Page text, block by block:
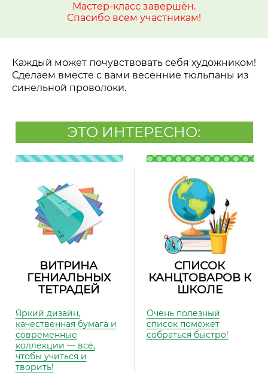
Мастер-класс завершён.
Спасибо всем участникам!
Каждый может почувствовать себя художником!
Сделаем вместе с вами весенние тюльпаны из
синельной проволоки.
ЭТО ИНТЕРЕСНО:
ВИТРИНА
ГЕНИАЛЬНЫХ
ТЕТРАДЕЙ
Яркий дизайн,
качественная бумага и
современные
коллекции — всё,
чтобы учиться и
творить!
СПИСОК
КАНЦТОВАРОВ К
ШКОЛЕ
Очень полезный
список поможет
собраться быстро!